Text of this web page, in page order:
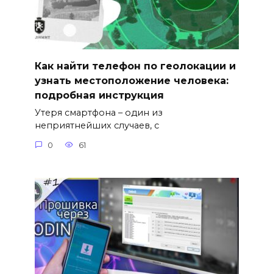
Как найти телефон по геолокации и
узнать местоположение человека:
подробная инструкция
Утеря смартфона – один из
неприятнейших случаев, с
0 61